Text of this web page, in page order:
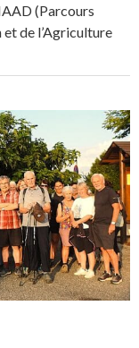
(Parcours
de l’Agriculture